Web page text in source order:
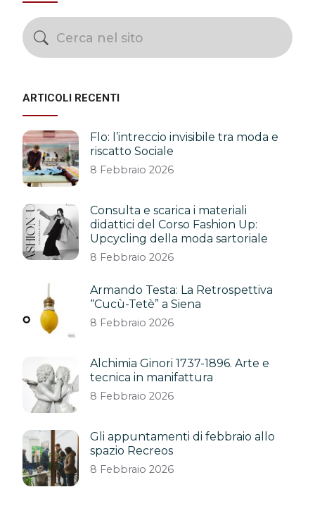
ARTICOLI RECENTI
Flo: l’intreccio invisibile tra moda e
riscatto Sociale
8 Febbraio 2026
Consulta e scarica i materiali
didattici del Corso Fashion Up:
Upcycling della moda sartoriale
8 Febbraio 2026
Armando Testa: La Retrospettiva
“Cucù-Tetè” a Siena
8 Febbraio 2026
Alchimia Ginori 1737-1896. Arte e
tecnica in manifattura
8 Febbraio 2026
Gli appuntamenti di febbraio allo
spazio Recreos
8 Febbraio 2026